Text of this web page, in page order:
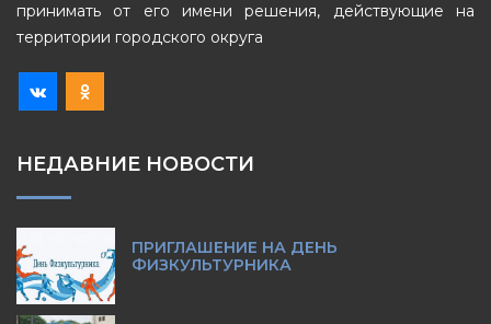
принимать от его имени решения, действующие на
территории городского округа
НЕДАВНИЕ НОВОСТИ
ПРИГЛАШЕНИЕ НА ДЕНЬ
ФИЗКУЛЬТУРНИКА